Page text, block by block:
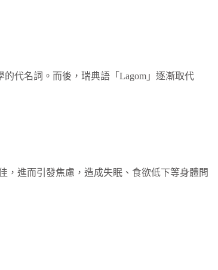
代名詞。而後，瑞典語「Lagom」逐漸取代
，進而引發焦慮，造成失眠、食欲低下等身體問